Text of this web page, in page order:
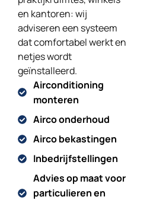
en kantoren: wij
adviseren een systeem
dat comfortabel werkt en
netjes wordt
geïnstalleerd.
Airconditioning
monteren
Airco onderhoud
Airco bekastingen
Inbedrijfstellingen
Advies op maat voor
particulieren en